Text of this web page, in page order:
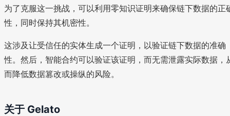
为了克服这一挑战，可以利用零知识证明来确保链下数据的正
性，同时保持其机密性。
这涉及让受信任的实体生成一个证明，以验证链下数据的准确
性。然后，智能合约可以验证该证明，而无需泄露实际数据，
而降低数据篡改或操纵的风险。
关于 Gelato